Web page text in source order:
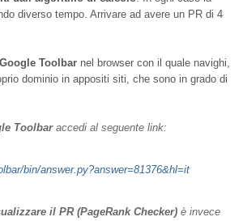
diverso tempo. Arrivare ad avere un PR di 4
Google Toolbar nel browser con il quale navighi,
dominio in appositi siti, che sono in grado di
Toolbaraccedi al seguente link:
bin/answer.py?answer=81376&hl=it
il PR (PageRank Checker) è invece